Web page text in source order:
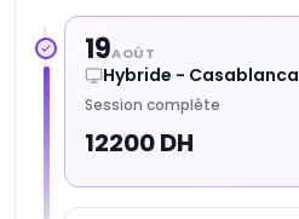
19AOÛT
Hybride - Casablanca
Session complète
12200 DH